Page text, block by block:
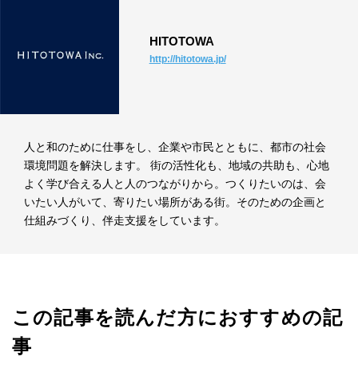
HITOTOWA
http://hitotowa.jp/
人と和のために仕事をし、企業や市民とともに、都市の社会
環境問題を解決します。 街の活性化も、地域の共助も、心地
よく学び合える人と人のつながりから。つくりたいのは、会
いたい人がいて、寄りたい場所がある街。そのための企画と
仕組みづくり、伴走支援をしています。
この記事を読んだ方におすすめの記
事